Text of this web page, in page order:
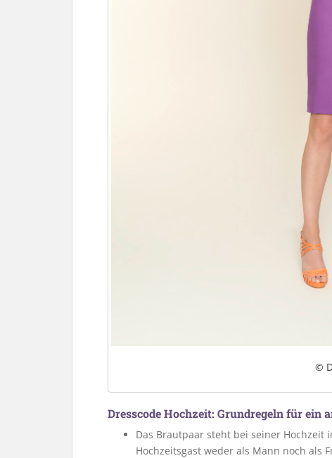
©
Dresscode Hochzeit: Grundregeln für ein
Das Brautpaar steht bei seiner
Hochzeitsgast weder als Mann noch als